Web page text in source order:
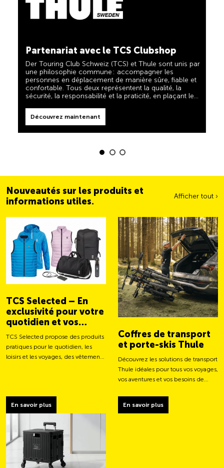
une philosophie commune : accompagner les
personnes en déplacement de manière sûre, fiable et
confortable. Tous deux représentent la qualité, la
sécurité, la responsabilité et la praticité, en plaçant les
besoins des voyageurs et des familles actives au
centre de leurs priorités.
Découvrez maintenant
membre, carte de paiement et carte d’épargne, et
reste gratuite à vie pour les membres du TCS.
à mes côtés » et vous être d'une aide fiable et utile
lorsque vous êtes en déplacement. Vous reconnaîtrez
label « Always by my side ».
Découvrez maintenant
Nouveautés sur les produits et
informations utiles.
Afficher tout ›
TCS Selected – En
exclusivité pour votre
quotidien et vos
aventures
TCS Selected propose des produits
pratiques pour le quotidien, les
loisirs et les voyages, des vêtements
En savoir plus
Coffres de transport
et porte-skis Thule
Découvrez les solutions de transport
Thule idéales pour tous vos voyages,
vos aventures et vos besoins de
En savoir plus